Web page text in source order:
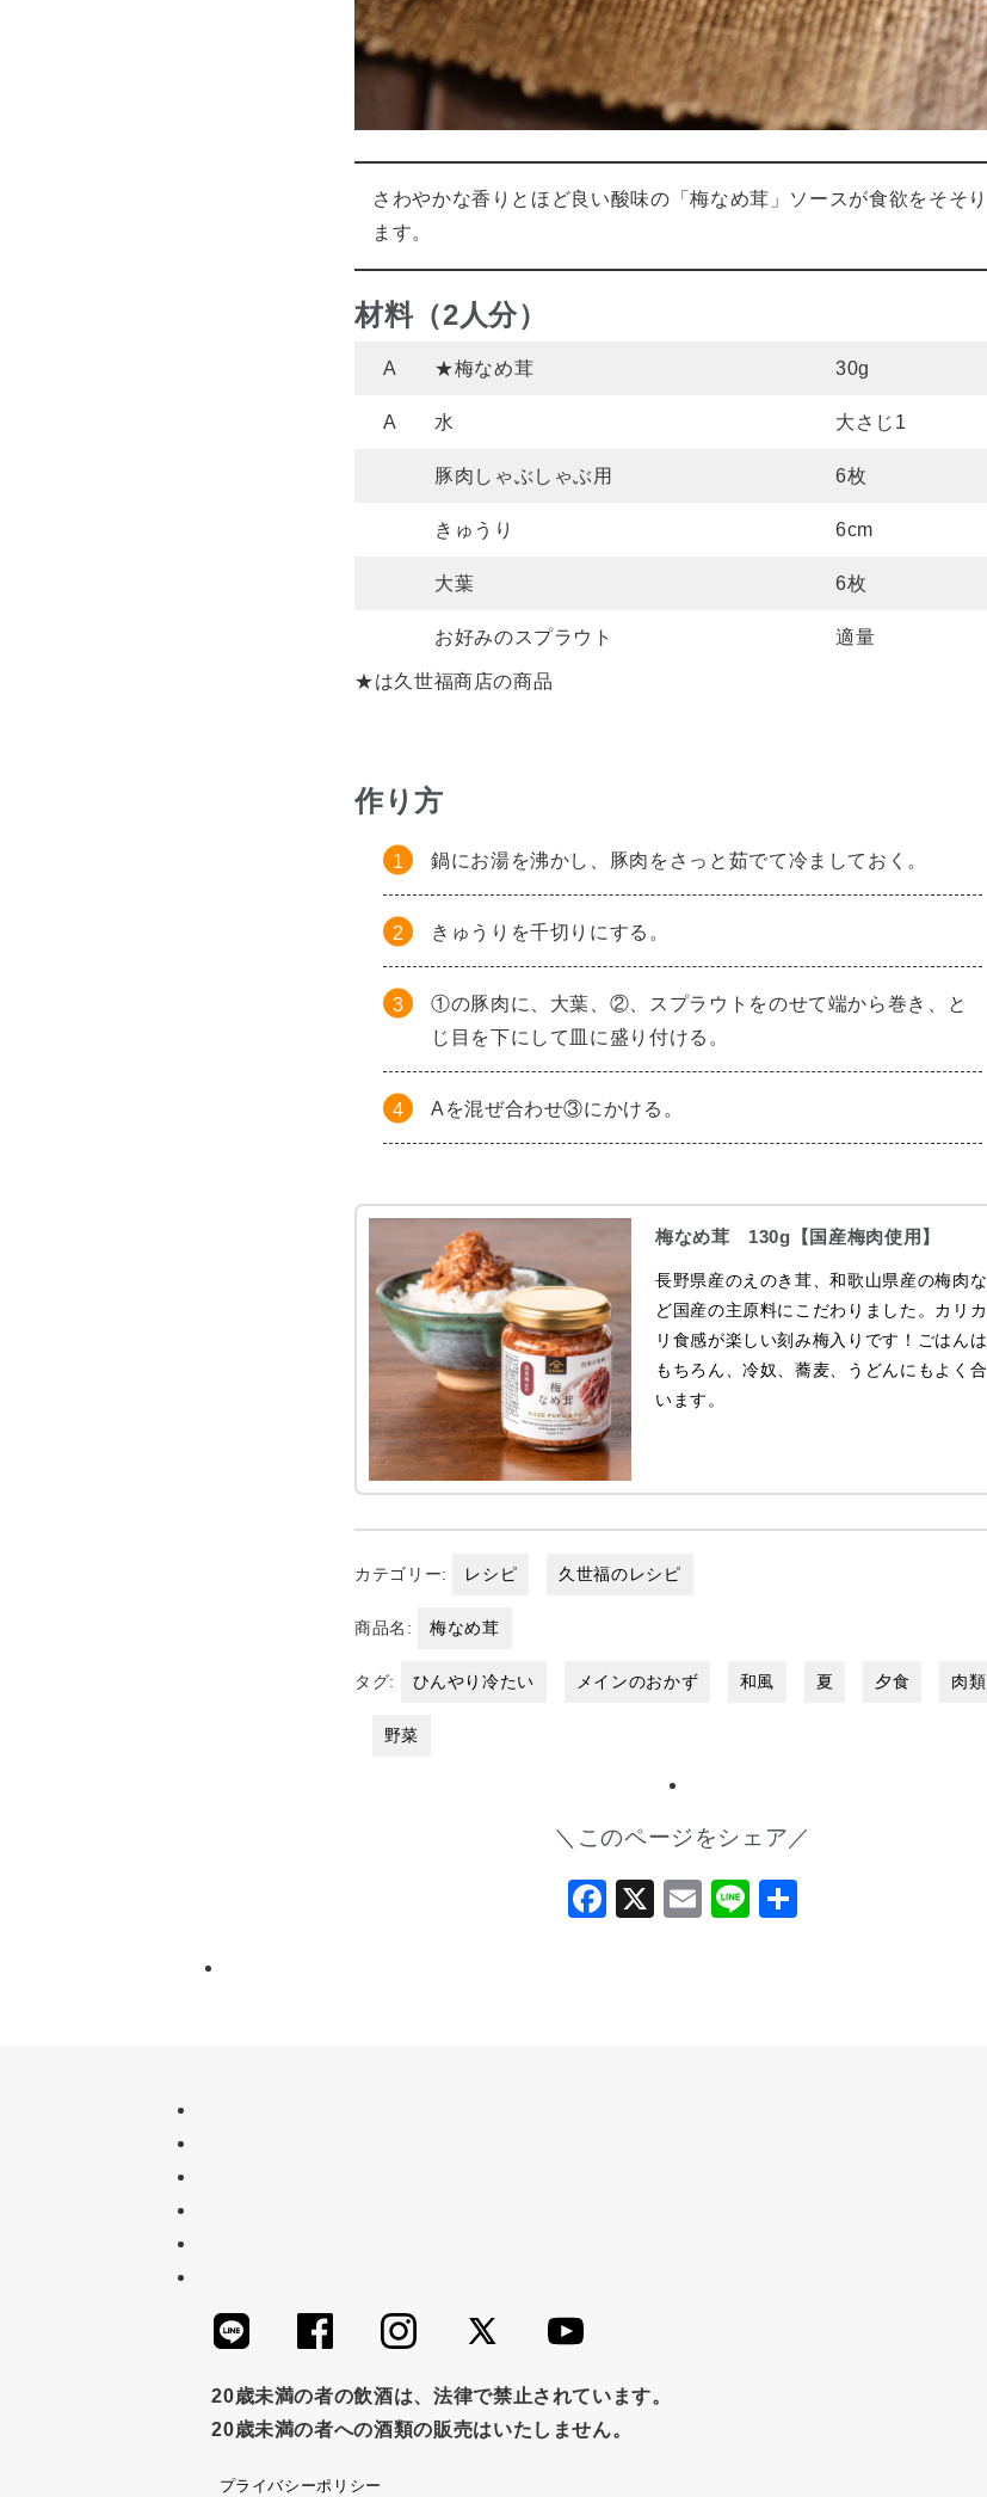
さわやかな香りとほど良い酸味の「梅なめ茸」ソースが食欲をそそり
ます。
材料（2人分）
A ★梅なめ茸 30g
A 水 大さじ1
豚肉しゃぶしゃぶ用 6枚
きゅうり 6cm
大葉 6枚
お好みのスプラウト 適量
★は久世福商店の商品
作り方
鍋にお湯を沸かし、豚肉をさっと茹でて冷ましておく。
きゅうりを千切りにする。
①の豚肉に、大葉、②、スプラウトをのせて端から巻き、と
じ目を下にして皿に盛り付ける。
Aを混ぜ合わせ③にかける。
梅なめ茸 130g【国産梅肉使用】
長野県産のえのき茸、和歌山県産の梅肉な
ど国産の主原料にこだわりました。カリカ
リ食感が楽しい刻み梅入りです！ごはんは
もちろん、冷奴、蕎麦、うどんにもよく合
います。
カテゴリー: レシピ 久世福のレシピ
商品名: 梅なめ茸
タグ: ひんやり冷たい メインのおかず 和風 夏 夕食 肉類
野菜
＼このページをシェア／
Facebook
X Email
Line
20歳未満の者の飲酒は、法律で禁止されています。
20歳未満の者への酒類の販売はいたしません。
プライバシーポリシー